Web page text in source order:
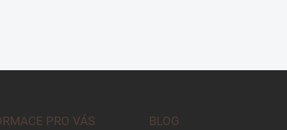
PRO VÁS BLOG